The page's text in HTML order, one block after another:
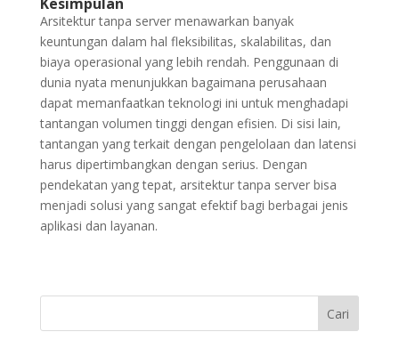
Arsitektur tanpa server menawarkan banyak
keuntungan dalam hal fleksibilitas, skalabilitas, dan
biaya operasional yang lebih rendah. Penggunaan di
dunia nyata menunjukkan bagaimana perusahaan
dapat memanfaatkan teknologi ini untuk menghadapi
tantangan volumen tinggi dengan efisien. Di sisi lain,
tantangan yang terkait dengan pengelolaan dan latensi
harus dipertimbangkan dengan serius. Dengan
pendekatan yang tepat, arsitektur tanpa server bisa
menjadi solusi yang sangat efektif bagi berbagai jenis
aplikasi dan layanan.
Cari